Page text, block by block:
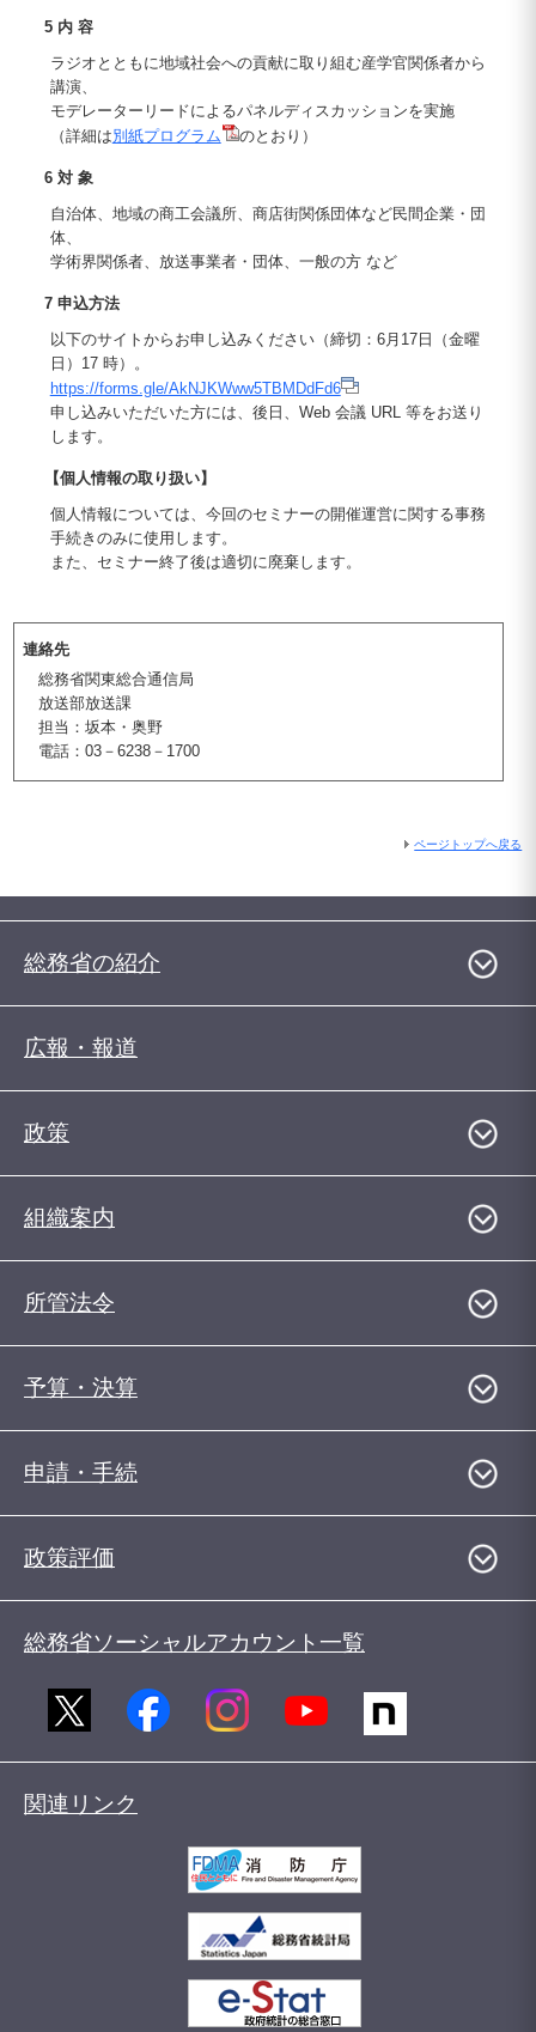
5 内 容
ラジオとともに地域社会への貢献に取り組む産学官関係者から
講演、
モデレーターリードによるパネルディスカッションを実施
（詳細は別紙プログラム のとおり）
6 対 象
自治体、地域の商工会議所、商店街関係団体など民間企業・団
体、
学術界関係者、放送事業者・団体、一般の方 など
7 申込方法
以下のサイトからお申し込みください（締切：6月17日（金曜
日）17 時）。
https://forms.gle/AkNJKWww5TBMDdFd6
申し込みいただいた方には、後日、Web 会議 URL 等をお送り
します。
【個人情報の取り扱い】
個人情報については、今回のセミナーの開催運営に関する事務
手続きのみに使用します。
また、セミナー終了後は適切に廃棄します。
連絡先
総務省関東総合通信局
放送部放送課
担当：坂本・奥野
電話：03－6238－1700
ページトップへ戻る
総務省の紹介
広報・報道
政策
組織案内
所管法令
予算・決算
申請・手続
政策評価
総務省ソーシャルアカウント一覧
関連リンク